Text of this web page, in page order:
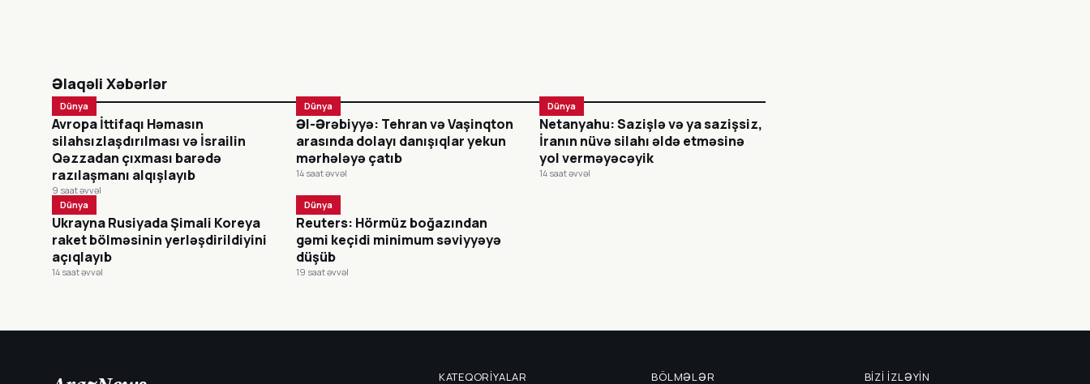
Əlaqəli Xəbərlər
Dünya
Avropa İttifaqı Həmasın
silahsızlaşdırılması və İsrailin
Qəzzadan çıxması barədə
razılaşmanı alqışlayıb
9 saat əvvəl
Dünya
Əl-Ərəbiyyə: Tehran və Vaşinqton
arasında dolayı danışıqlar yekun
mərhələyə çatıb
14 saat əvvəl
Dünya
Netanyahu: Sazişlə və ya sazişsiz,
İranın nüvə silahı əldə etməsinə
yol verməyəcəyik
14 saat əvvəl
Dünya
Ukrayna Rusiyada Şimali Koreya
raket bölməsinin yerləşdirildiyini
açıqlayıb
14 saat əvvəl
Dünya
Reuters: Hörmüz boğazından
gəmi keçidi minimum səviyyəyə
düşüb
19 saat əvvəl
KATEQORIYALAR BÖLMƏLƏR BIZI İZLƏYIN